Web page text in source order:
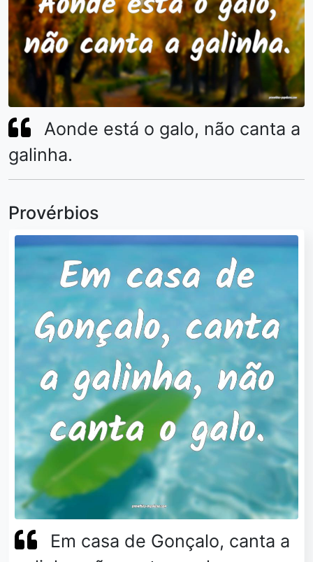
Aonde está o galo, não canta a
galinha.
Provérbios
Em casa de Gonçalo, canta a